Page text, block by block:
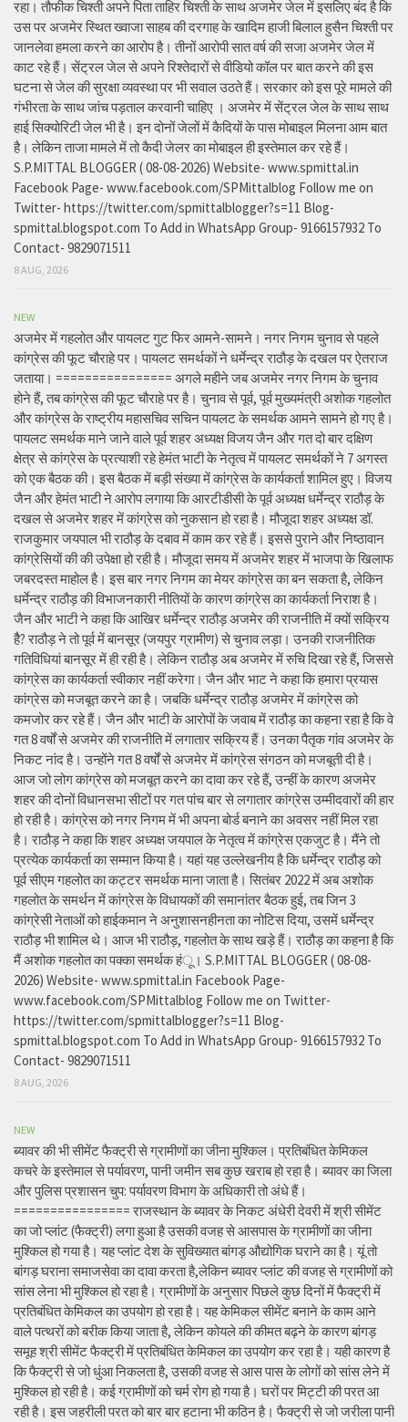
रहा। तौफीक चिश्ती अपने पिता ताहिर चिश्ती के साथ अजमेर जेल में इसलिए बंद है कि
उस पर अजमेर स्थित ख्वाजा साहब की दरगाह के खादिम हाजी बिलाल हुसैन चिश्ती पर
जानलेवा हमला करने का आरोप है। तीनों आरोपी सात वर्ष की सजा अजमेर जेल में
काट रहे हैं। सेंट्रल जेल से अपने रिश्तेदारों से वीडियो कॉल पर बात करने की इस
घटना से जेल की सुरक्षा व्यवस्था पर भी सवाल उठते हैं। सरकार को इस पूरे मामले की
गंभीरता के साथ जांच पड़ताल करवानी चाहिए । अजमेर में सेंट्रल जेल के साथ साथ
हाई सिक्योरिटी जेल भी है। इन दोनों जेलों में कैदियों के पास मोबाइल मिलना आम बात
है। लेकिन ताजा मामले में तो कैदी जेलर का मोबाइल ही इस्तेमाल कर रहे हैं।
S.P.MITTAL BLOGGER ( 08-08-2026) Website- www.spmittal.in
Facebook Page- www.facebook.com/SPMittalblog Follow me on
Twitter- https://twitter.com/spmittalblogger?s=11 Blog-
spmittal.blogspot.com To Add in WhatsApp Group- 9166157932 To
Contact- 9829071511
8 AUG, 2026
NEW
अजमेर में गहलोत और पायलट गुट फिर आमने-सामने। नगर निगम चुनाव से पहले
कांग्रेस की फूट चौराहे पर। पायलट समर्थकों ने धर्मेन्द्र राठौड़ के दखल पर ऐतराज
जताया। ================ अगले महीने जब अजमेर नगर निगम के चुनाव
होने हैं, तब कांग्रेस की फूट चौराहे पर है। चुनाव से पूर्व, पूर्व मुख्यमंत्री अशोक गहलोत
और कांग्रेस के राष्ट्रीय महासचिव सचिन पायलट के समर्थक आमने सामने हो गए है।
पायलट समर्थक माने जाने वाले पूर्व शहर अध्यक्ष विजय जैन और गत दो बार दक्षिण
क्षेत्र से कांग्रेस के प्रत्याशी रहे हेमंत भाटी के नेतृत्व में पायलट समर्थकों ने 7 अगस्त
को एक बैठक की। इस बैठक में बड़ी संख्या में कांग्रेस के कार्यकर्ता शामिल हुए। विजय
जैन और हेमंत भाटी ने आरोप लगाया कि आरटीडीसी के पूर्व अध्यक्ष धर्मेन्द्र राठौड़ के
दखल से अजमेर शहर में कांग्रेस को नुकसान हो रहा है। मौजूदा शहर अध्यक्ष डॉ.
राजकुमार जयपाल भी राठौड़ के दबाव में काम कर रहे हैं। इससे पुराने और निष्ठावान
कांग्रेसियों की की उपेक्षा हो रही है। मौजूदा समय में अजमेर शहर में भाजपा के खिलाफ
जबरदस्त माहोल है। इस बार नगर निगम का मेयर कांग्रेस का बन सकता है, लेकिन
धर्मेन्द्र राठौड़ की विभाजनकारी नीतियों के कारण कांग्रेस का कार्यकर्ता निराश है।
जैन और भाटी ने कहा कि आखिर धर्मेन्द्र राठौड़ अजमेर की राजनीति में क्यों सक्रिय
हैै? राठौड़ ने तो पूर्व में बानसूर (जयपुर ग्रामीण) से चुनाव लड़ा। उनकी राजनीतिक
गतिविधियां बानसूर में ही रही है। लेकिन राठौड़ अब अजमेर में रुचि दिखा रहे हैं, जिससे
कांग्रेस का कार्यकर्ता स्वीकार नहीं करेगा। जैन और भाट ने कहा कि हमारा प्रयास
कांग्रेस को मजबूत करने का है। जबकि धर्मेन्द्र राठौड़ अजमेर में कांग्रेस को
कमजोर कर रहे हैं। जैन और भाटी के आरोपों के जवाब में राठौड़ का कहना रहा है कि वे
गत 8 वर्षों से अजमेर की राजनीति में लगातार सक्रिय हैं। उनका पैतृक गांव अजमेर के
निकट नांद है। उन्होंने गत 8 वर्षों से अजमेर में कांग्रेस संगठन को मजबूती दी है।
आज जो लोग कांग्रेस को मजबूत करने का दावा कर रहे हैं, उन्हीं के कारण अजमेर
शहर की दोनों विधानसभा सीटों पर गत पांच बार से लगातार कांग्रेस उम्मीदवारों की हार
हो रही है। कांग्रेस को नगर निगम में भी अपना बोर्ड बनाने का अवसर नहीं मिल रहा
है। राठौड़ ने कहा कि शहर अध्यक्ष जयपाल के नेतृत्व में कांग्रेस एकजुट है। मैंने तो
प्रत्येक कार्यकर्ता का सम्मान किया है। यहां यह उल्लेखनीय है कि धर्मेन्द्र राठौड़ को
पूर्व सीएम गहलोत का कट्टर समर्थक माना जाता है। सितंबर 2022 में अब अशोक
गहलोत के समर्थन में कांग्रेस के विधायकों की समानांतर बैठक हुई, तब जिन 3
कांग्रेसी नेताओं को हाईकमान ने अनुशासनहीनता का नोटिस दिया, उसमें धर्मेन्द्र
राठौड़ भी शामिल थे। आज भी राठौड़, गहलोत के साथ खड़े हैं। राठौड़ का कहना है कि
मैं अशोक गहलोत का पक्का समर्थक हंू। S.P.MITTAL BLOGGER ( 08-08-
2026) Website- www.spmittal.in Facebook Page-
www.facebook.com/SPMittalblog Follow me on Twitter-
https://twitter.com/spmittalblogger?s=11 Blog-
spmittal.blogspot.com To Add in WhatsApp Group- 9166157932 To
Contact- 9829071511
8 AUG, 2026
NEW
ब्यावर की भी सीमेंट फैक्ट्री से ग्रामीणों का जीना मुश्किल। प्रतिबंधित केमिकल
कचरे के इस्तेमाल से पर्यावरण, पानी जमीन सब कुछ खराब हो रहा है। ब्यावर का जिला
और पुलिस प्रशासन चुप: पर्यावरण विभाग के अधिकारी तो अंधे हैं।
================ राजस्थान के ब्यावर के निकट अंधेरी देवरी में श्री सीमेंट
का जो प्लांट (फैक्ट्री) लगा हुआ है उसकी वजह से आसपास के ग्रामीणों का जीना
मुश्किल हो गया है। यह प्लांट देश के सुविख्यात बांगड़ औद्योगिक घराने का है। यूं तो
बांगड़ घराना समाजसेवा का दावा करता है,लेकिन ब्यावर प्लांट की वजह से ग्रामीणों को
सांस लेना भी मुश्किल हो रहा है। ग्रामीणों के अनुसार पिछले कुछ दिनों में फैक्ट्री में
प्रतिबंधित केमिकल का उपयोग हो रहा है। यह केमिकल सीमेंट बनाने के काम आने
वाले पत्थरों को बरीक किया जाता है, लेकिन कोयले की कीमत बढ़ने के कारण बांगड़
समूह श्री सीमेंट फैक्ट्री में प्रतिबंधित केमिकल का उपयोग कर रहा है। यही कारण है
कि फैक्ट्री से जो धुंआ निकलता है, उसकी वजह से आस पास के लोगों को सांस लेने में
मुश्किल हो रही है। कई ग्रामीणों को चर्म रोग हो गया है। घरों पर मिट्टी की परत आ
रही है। इस जहरीली परत को बार बार हटाना भी कठिन है। फैक्ट्री से जो जरीला पानी